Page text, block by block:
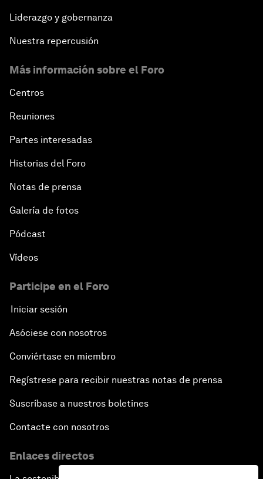
Liderazgo y gobernanza
Nuestra repercusión
Más información sobre el Foro
Centros
Reuniones
Partes interesadas
Historias del Foro
Notas de prensa
Galería de fotos
Pódcast
Vídeos
Participe en el Foro
Iniciar sesión
Asóciese con nosotros
Conviértase en miembro
Regístrese para recibir nuestras notas de prensa
Suscríbase a nuestros boletines
Contacte con nosotros
Enlaces directos